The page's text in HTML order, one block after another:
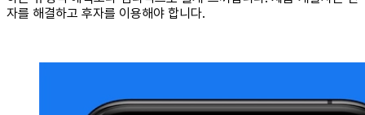
자를 해결하고 후자를 이용해야 합니다.